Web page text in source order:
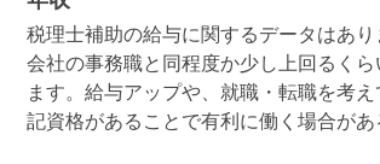
税理士補助の給与に関するデータはあ
会社の事務職と同程度か少し上回るく
ます。給与アップや、就職・転職を考
記資格があることで有利に働く場合があ